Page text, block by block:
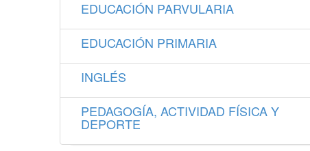
EDUCACIÓN PARVULARIA
EDUCACIÓN PRIMARIA
INGLÉS
PEDAGOGÍA, ACTIVIDAD FÍSICA Y
DEPORTE